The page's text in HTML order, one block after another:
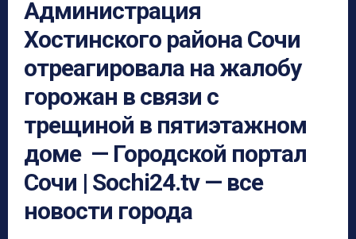
Администрация
Хостинского района Сочи
отреагировала на жалобу
горожан в связи с
трещиной в пятиэтажном
доме — Городской портал
Сочи | Sochi24.tv — все
новости города